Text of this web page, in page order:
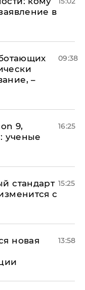
в
–
09:38
9,
ученые
16:25
стандарт
с
15:25
новая
13:58